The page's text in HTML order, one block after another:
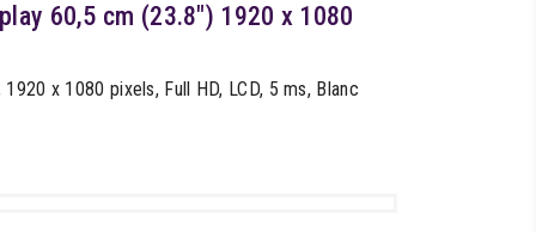
60,5 cm (23.8") 1920 x 1080
x 1080 pixels, Full HD, LCD, 5 ms, Blanc